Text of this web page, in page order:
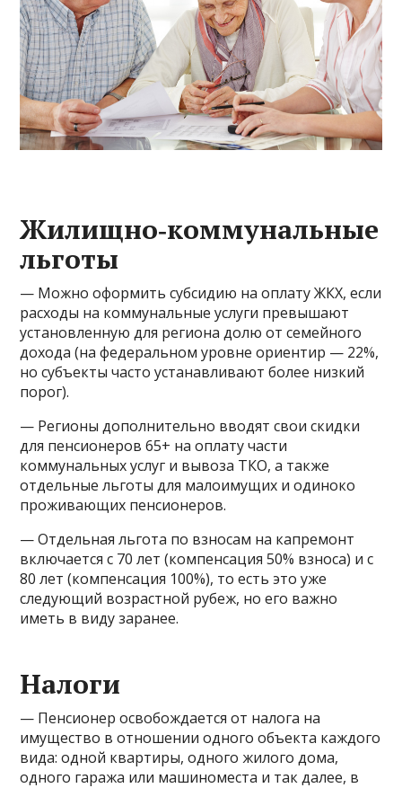
Жилищно‑коммунальные
льготы
— Можно оформить субсидию на оплату ЖКХ, если
расходы на коммунальные услуги превышают
установленную для региона долю от семейного
дохода (на федеральном уровне ориентир — 22%,
но субъекты часто устанавливают более низкий
порог).
— Регионы дополнительно вводят свои скидки
для пенсионеров 65+ на оплату части
коммунальных услуг и вывоза ТКО, а также
отдельные льготы для малоимущих и одиноко
проживающих пенсионеров.
— Отдельная льгота по взносам на капремонт
включается с 70 лет (компенсация 50% взноса) и с
80 лет (компенсация 100%), то есть это уже
следующий возрастной рубеж, но его важно
иметь в виду заранее.
Налоги
— Пенсионер освобождается от налога на
имущество в отношении одного объекта каждого
вида: одной квартиры, одного жилого дома,
одного гаража или машиноместа и так далее, в